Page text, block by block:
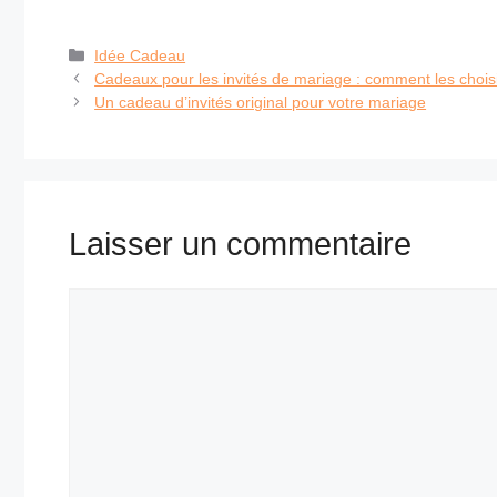
Catégories
Idée Cadeau
Cadeaux pour les invités de mariage : comment les
Un cadeau d’invités original pour votre mariage
Laisser un commentaire